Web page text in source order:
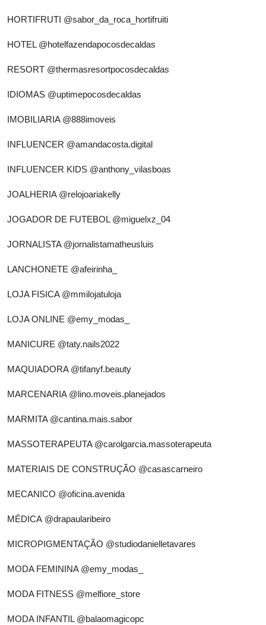
HORTIFRUTI @sabor_da_roca_hortifruiti
HOTEL @hotelfazendapocosdecaldas
RESORT @thermasresortpocosdecaldas
IDIOMAS @uptimepocosdecaldas
IMOBILIARIA @888imoveis
INFLUENCER @amandacosta.digital
INFLUENCER KIDS @anthony_vilasboas
JOALHERIA @relojoariakelly
JOGADOR DE FUTEBOL @miguelxz_04
JORNALISTA @jornalistamatheusluis
LANCHONETE @afeirinha_
LOJA FISICA @mmilojatuloja
LOJA ONLINE @emy_modas_
MANICURE @taty.nails2022
MAQUIADORA @tifanyf.beauty
MARCENARIA @lino.moveis.planejados
MARMITA @cantina.mais.sabor
MASSOTERAPEUTA @carolgarcia.massoterapeuta
MATERIAIS DE CONSTRUÇÃO @casascarneiro
MECANICO @oficina.avenida
MÉDICA @drapaularibeiro
MICROPIGMENTAÇÃO @studiodanielletavares
MODA FEMININA @emy_modas_
MODA FITNESS @melfiore_store
MODA INFANTIL @balaomagicopc